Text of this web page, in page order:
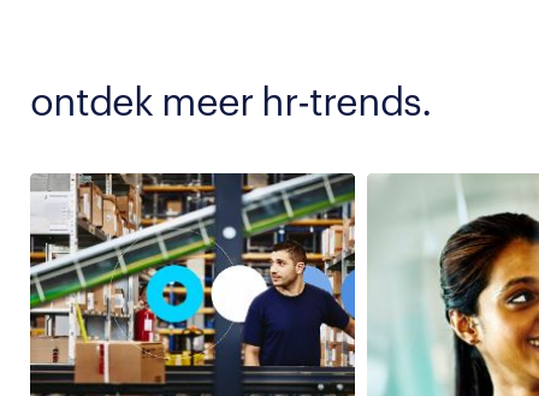
ontdek meer hr-trends.